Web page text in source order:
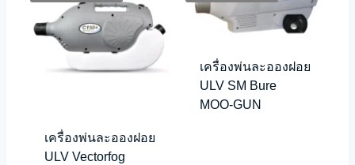
เครื่องพ่นละอองฝอย
ULV Vectorfog
เครื่องพ่นละอองฝอย
ULV SM Bure
MOO-GUN